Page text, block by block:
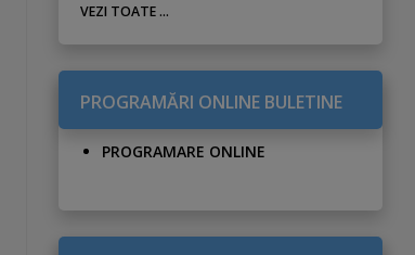
VEZI TOATE ...
PROGRAMĂRI ONLINE BULETINE
PROGRAMARE ONLINE